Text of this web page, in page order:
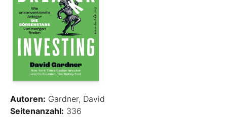
Autoren: Gardner, David
Seitenanzahl: 336